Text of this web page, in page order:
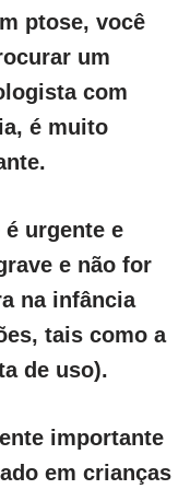
ptose, você
um
com
é muito
é urgente e
e não for
na infância
tais como a
de uso).
importante
em crianças